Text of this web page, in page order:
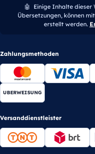
🤖
Einige Inhalte dieser
Übersetzungen, können
erstellt werden.
Zahlungsmethoden
UBERWEISUNG
Versanddienstleister